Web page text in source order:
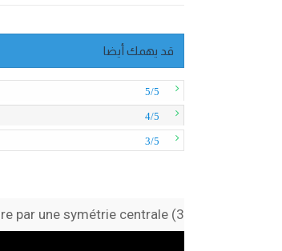
قد يهمك أيضا
5/5
4/5
3/5
par une symétrie centrale (3) -